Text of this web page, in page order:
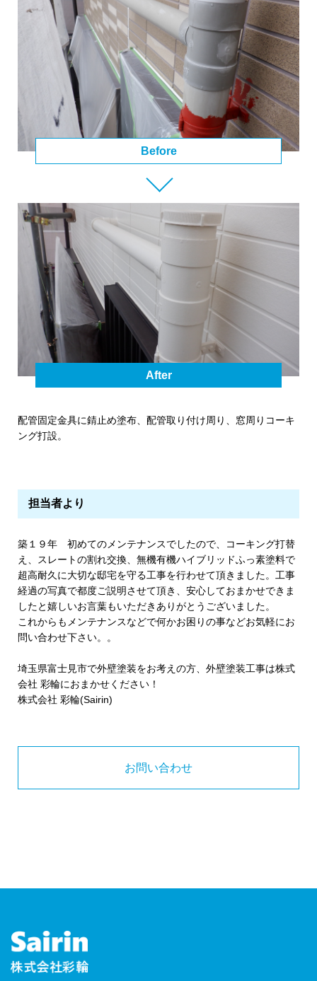
Before
After
配管固定金具に錆止め塗布、配管取り付け周り、窓周りコーキ
ング打設。
担当者より
築１９年 初めてのメンテナンスでしたので、コーキング打替
え、スレートの割れ交換、無機有機ハイブリッドふっ素塗料で
超高耐久に大切な邸宅を守る工事を行わせて頂きました。工事
経過の写真で都度ご説明させて頂き、安心しておまかせできま
したと嬉しいお言葉もいただきありがとうございました。
これからもメンテナンスなどで何かお困りの事などお気軽にお
問い合わせ下さい。。
埼玉県富士見市で外壁塗装をお考えの方、外壁塗装工事は株式
会社 彩輪におまかせください！
株式会社 彩輪(Sairin)
お問い合わせ